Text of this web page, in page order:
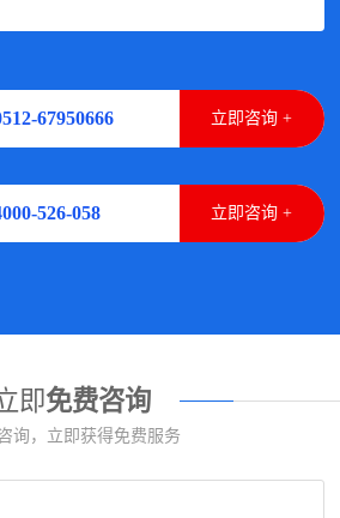
67950666 立即咨询 +
526-058 立即咨询 +
即免费咨询
询，立即获得免费服务